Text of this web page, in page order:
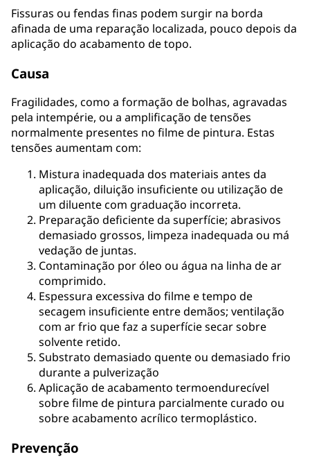
Fissuras ou fendas finas podem surgir na borda
afinada de uma reparação localizada, pouco depois da
aplicação do acabamento de topo.
Causa
Fragilidades, como a formação de bolhas, agravadas
pela intempérie, ou a amplificação de tensões
normalmente presentes no filme de pintura. Estas
tensões aumentam com:
Mistura inadequada dos materiais antes da
aplicação, diluição insuficiente ou utilização de
um diluente com graduação incorreta.
Preparação deficiente da superfície; abrasivos
demasiado grossos, limpeza inadequada ou má
vedação de juntas.
Contaminação por óleo ou água na linha de ar
comprimido.
Espessura excessiva do filme e tempo de
secagem insuficiente entre demãos; ventilação
com ar frio que faz a superfície secar sobre
solvente retido.
Substrato demasiado quente ou demasiado frio
durante a pulverização
Aplicação de acabamento termoendurecível
sobre filme de pintura parcialmente curado ou
sobre acabamento acrílico termoplástico.
Prevenção